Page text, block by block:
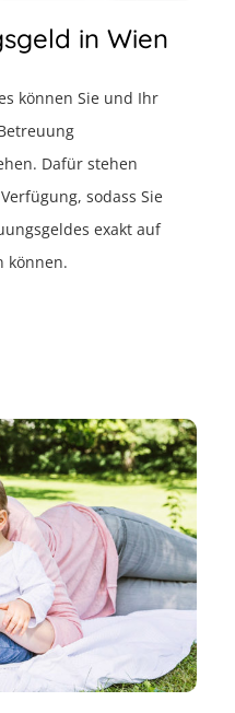
in Wien
können Sie und Ihr
Dafür stehen
sodass Sie
exakt auf
können.